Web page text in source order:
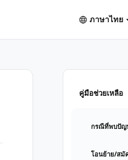
ภาษาไทย
คู่มือช่วยเหลือ
กรณีที่พบปัญ
โอนย้าย/สมั